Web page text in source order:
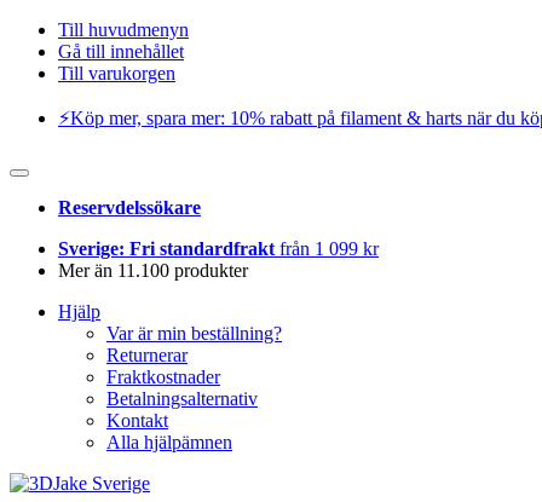
Till huvudmenyn
Gå till innehållet
Till varukorgen
⚡️Köp mer, spara mer: 10% rabatt på filament & harts när du
Reservdelssökare
Sverige: Fri standardfrakt från 1 099 kr
Mer än 11.100 produkter
Hjälp
Var är min beställning?
Returnerar
Fraktkostnader
Betalningsalternativ
Kontakt
Alla hjälpämnen